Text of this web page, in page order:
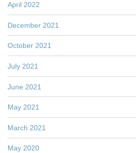
April 2022
December 2021
October 2021
July 2021
June 2021
May 2021
March 2021
May 2020